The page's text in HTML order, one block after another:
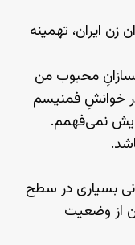
زن ایران، تهمینه
محبوب من
خوانشِ فمنیسم
نمی‌فهمم.
بسیاری در سطح
از وضعیت